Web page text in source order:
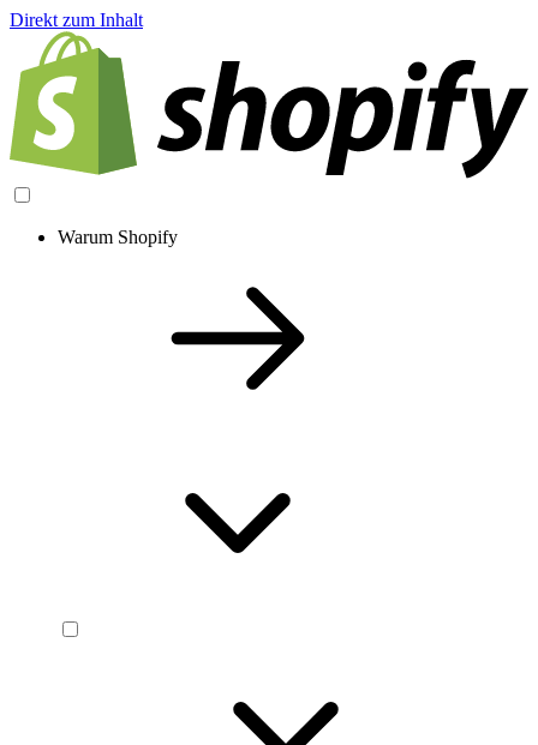
Direkt zum Inhalt
Warum Shopify